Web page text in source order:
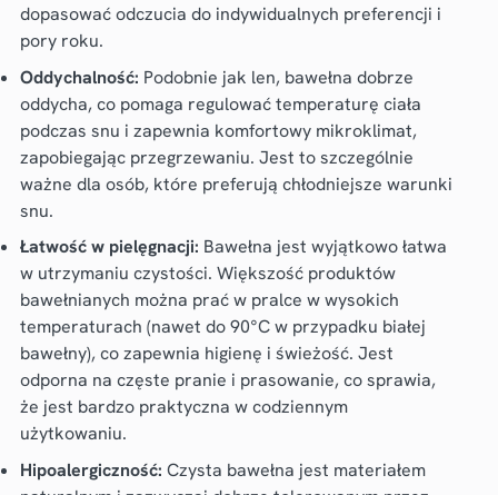
dopasować odczucia do indywidualnych preferencji i
pory roku.
Oddychalność: Podobnie jak len, bawełna dobrze
oddycha, co pomaga regulować temperaturę ciała
podczas snu i zapewnia komfortowy mikroklimat,
zapobiegając przegrzewaniu. Jest to szczególnie
ważne dla osób, które preferują chłodniejsze warunki
snu.
Łatwość w pielęgnacji: Bawełna jest wyjątkowo łatwa
w utrzymaniu czystości. Większość produktów
bawełnianych można prać w pralce w wysokich
temperaturach (nawet do 90°C w przypadku białej
bawełny), co zapewnia higienę i świeżość. Jest
odporna na częste pranie i prasowanie, co sprawia,
że jest bardzo praktyczna w codziennym
użytkowaniu.
Hipoalergiczność: Czysta bawełna jest materiałem